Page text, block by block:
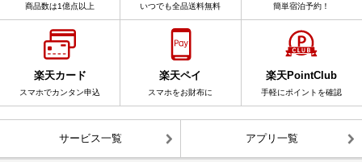
商品数は1億点以上 いつでも全品送料無料 簡単宿泊予約！
楽天カード
スマホでカンタン申込
楽天ペイ
スマホをお財布に
楽天PointClub
手軽にポイントを確認
サービス一覧 アプリ一覧